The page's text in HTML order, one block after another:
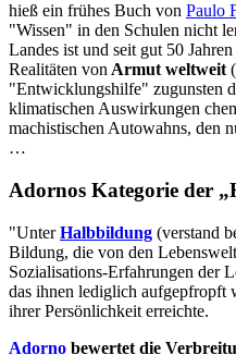
hieß ein frühes Buch von Paulo
"Wissen" in den Schulen nicht
Landes ist und seit gut 50
Realitäten von Armut weltweit
"Entwicklungshilfe" zugunsten
klimatischen Auswirkungen
machistischen Autowahns, den
…
Adornos Kategorie der
"UnterHalbbildung (verstand
Bildung, die von den
Sozialisations-Erfahrungen der
das ihnen lediglich aufgepfropft
ihrer Persönlichkeit erreichte.
Adorno bewertet die